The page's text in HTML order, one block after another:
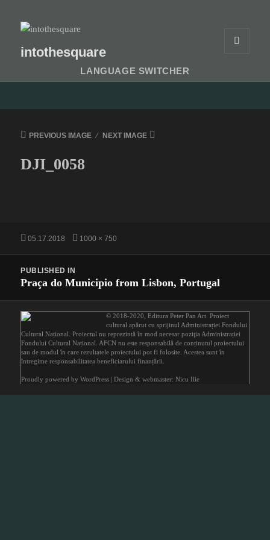
intothesquare
LANGUAGE SWITCHER
PREVIOUS IMAGE NEXT IMAGE
DJI_0058
Posted
05.17.2018
Full
1000 × 750
navigation
PUBLISHED IN
Praça do Municipio from Lisbon, Portugal
© 2018-2020,Editura Peter Pan Art. Proiect
cultural apărut cu sprijinulAdministrației Fondului
Cultural Național. Proiectul nu reprezintă în mod necesar poziţia Administrației
Fondului Cultural Național. AFCN nu este responsabilă de conținutul proiectului
sau de modul în care rezultatele proiectului pot fi folosite. Acestea sunt în
întregime responsabilitatea beneficiarului finanțării.
Proudly powered by WordPress | Design & webmaster: Nicu Ilie